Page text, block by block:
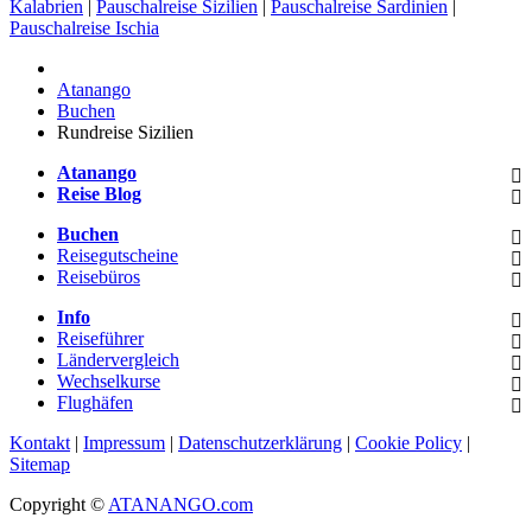
Kalabrien | Pauschalreise Sizilien | Pauschalreise Sardinien |
Pauschalreise Ischia
Atanango
Buchen
Rundreise Sizilien
Atanango
Reise Blog
Buchen
Reisegutscheine
Reisebüros
Info
Reiseführer
Ländervergleich
Wechselkurse
Flughäfen
Kontakt | Impressum | Datenschutzerklärung | Cookie Policy |
Sitemap
Copyright © ATANANGO.com